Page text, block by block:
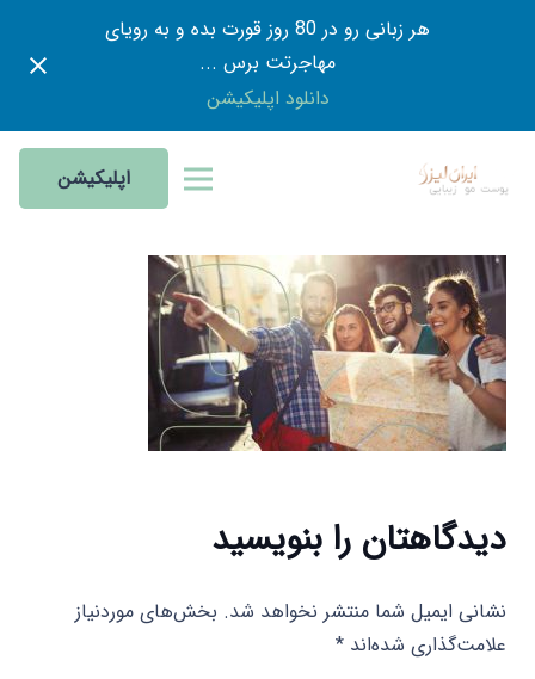
هر زبانی رو در 80 روز قورت بده و به رویای
مهاجرتت برس ...
دانلود اپلیکیشن
اپلیکیشن
دیدگاهتان را بنویسید
نشانی ایمیل شما منتشر نخواهد شد. بخش‌های موردنیاز
علامت‌گذاری شده‌اند *